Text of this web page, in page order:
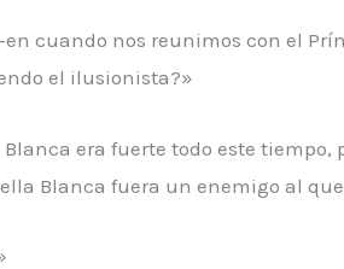
cuando nos reunimos con el
el ilusionista?»
era fuerte todo este
Blanca fuera un enemigo al